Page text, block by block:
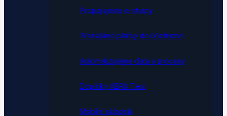
Propojujeme e-shopy
Přenášíme platby do účetnictví
Automatizujeme data a procesy
Doplňky ABRA Flexi
Mobilní skladník